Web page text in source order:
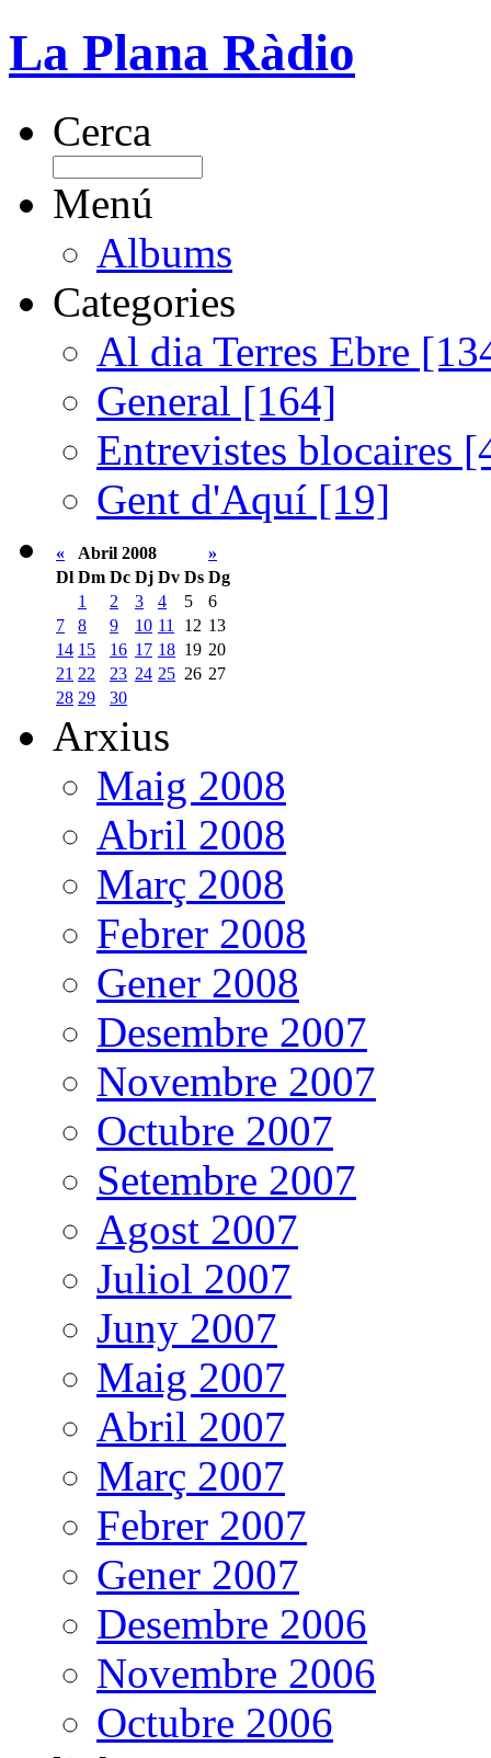
La Plana Ràdio
Cerca
Menú
Albums
Categories
Al dia Terres Ebre
General [164]
Entrevistes blocaires
Gent d'Aquí [19]
« Abril 2008
»
Dl Dm Dc Dj Dv Ds Dg
1
2 3 4 5
6
7
8 9 10 11 12 13
14 15 16 17 18 19 20
21 22 23 24 25 26 27
28 29 30
Arxius
Maig 2008
Abril 2008
Març 2008
Febrer 2008
Gener 2008
Desembre 2007
Novembre 2007
Octubre 2007
Setembre 2007
Agost 2007
Juliol 2007
Juny 2007
Maig 2007
Abril 2007
Març 2007
Febrer 2007
Gener 2007
Desembre 2006
Novembre 2006
Octubre 2006